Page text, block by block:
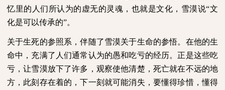
忆里的人们所认为的虚无的灵魂，也就是文化，雪漠说“文
化是可以传承的”。
关于生死的参照系，伴随了雪漠关于生命的参悟。在他的生
命中，充满了人们通常认为的愚和吃亏的经历。正是这些吃
亏，让雪漠放下了许多，观察使他清楚，死亡就在不远的地
方，此刻存在着的，下一刻就可能消失，要懂得珍惜，懂得